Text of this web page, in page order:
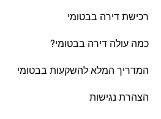
רכישת דירה בבטומי
כמה עולה דירה בבטומי?
המדריך המלא להשקעות בבטומי
הצהרת נגישות